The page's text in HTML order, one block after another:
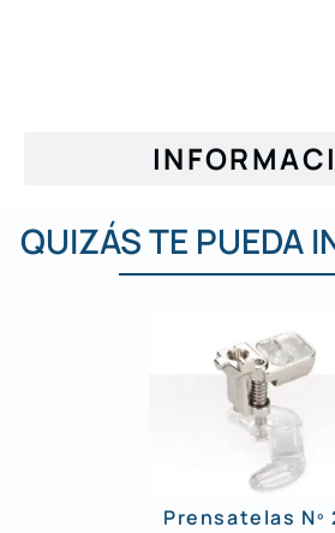
QUIZÁS TE PUEDA
Prensatelas Nº